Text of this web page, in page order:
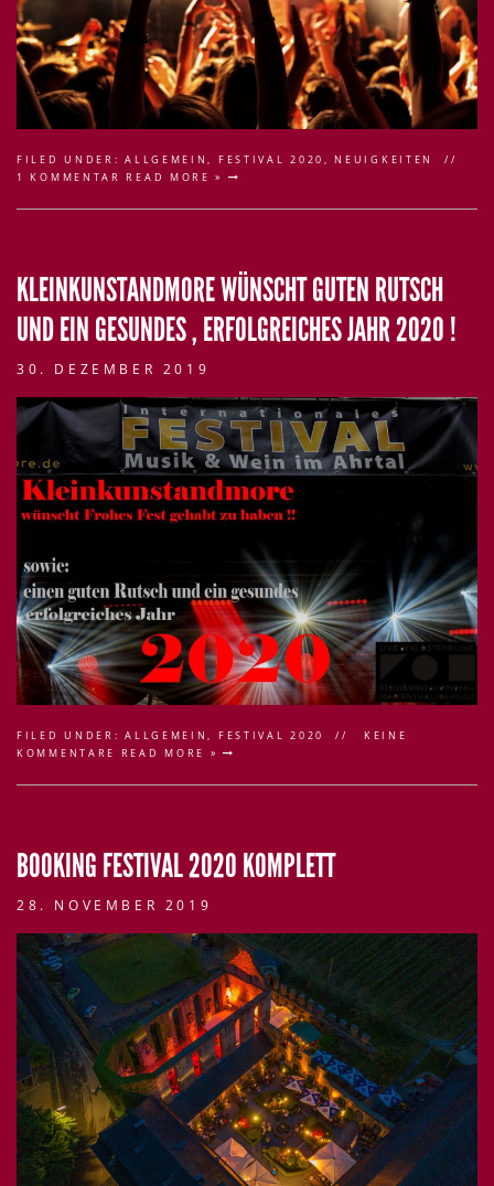
FILED UNDER:ALLGEMEIN, FESTIVAL 2020 ,NEUIGKEITEN
1 KOMMENTAR READ MORE »
KLEINKUNSTANDMORE WÜNSCHT GUTEN RUTSCH
UND EIN GESUNDES , ERFOLGREICHES JAHR 2020 !
30. DEZEMBER 2019
FILED UNDER:ALLGEMEIN, FESTIVAL 2020
KEINE
KOMMENTARE
READ MORE »
BOOKING FESTIVAL 2020 KOMPLETT
28. NOVEMBER 2019